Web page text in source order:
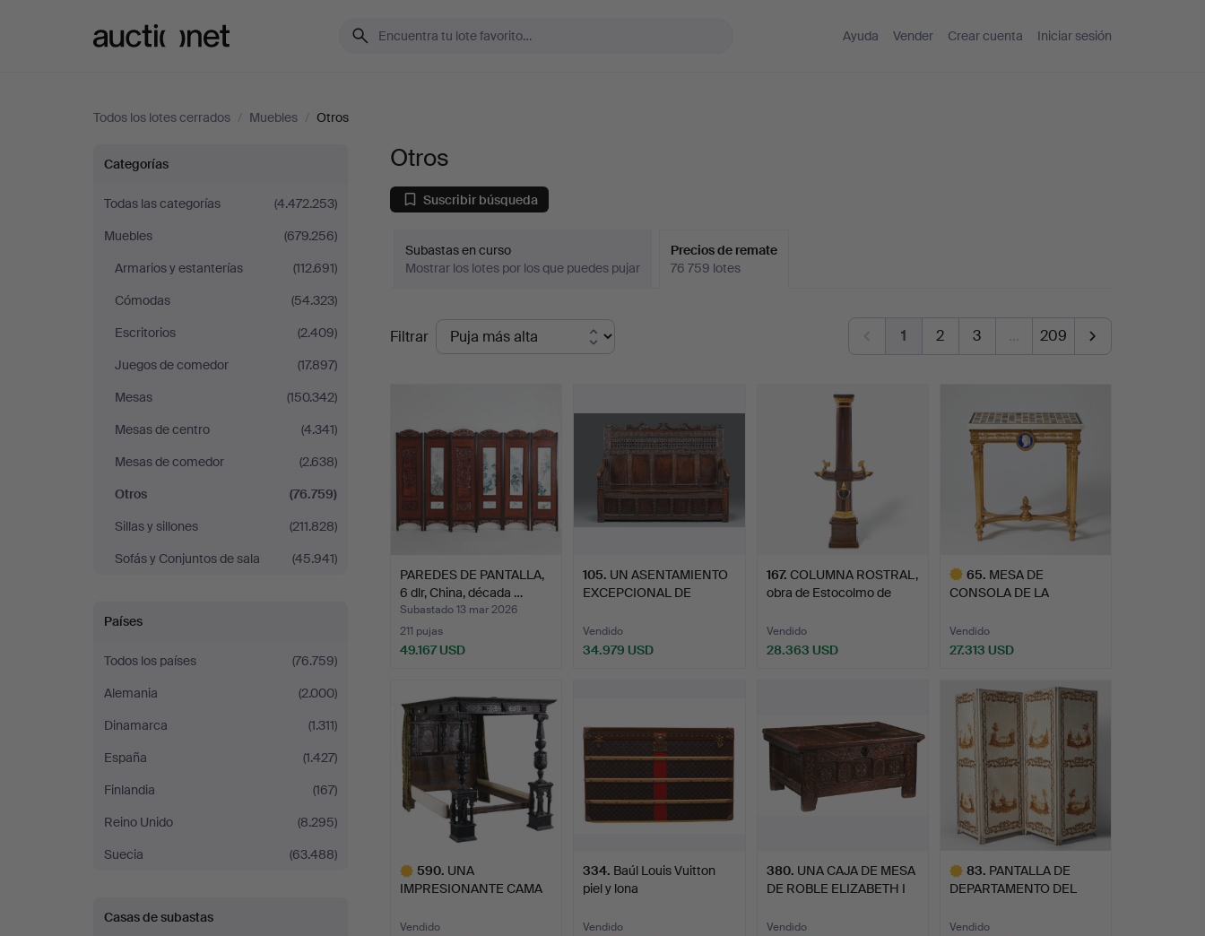
Ayuda Vender Crear cuenta Iniciar sesión
Todos los lotes cerrados / Muebles / Otros
Otros
Categorías
Todas las categorías
(4.472.253)
Muebles
(679.256)
Armarios y estanterías
(112.691)
Cómodas
(54.323)
Escritorios
(2.409)
Juegos de comedor
(17.897)
Mesas
(150.342)
Mesas de centro
(4.341)
Mesas de comedor
(2.638)
Otros
(76.759)
Sillas y sillones
(211.828)
Sofás y Conjuntos de sala
(45.941)
Países
Todos los países
(76.759)
Alemania
(2.000)
Dinamarca
(1.311)
España
(1.427)
Finlandia
(167)
Reino Unido
(8.295)
Suecia
(63.488)
Casas de subastas
Otros
Suscribir búsqueda
Subastas en curso
Mostrar los lotes por los que puedes pujar
Precios de remate
76 759 lotes
Precios
de
Filtrar 1 2 3 … 209
PAREDES DE PANTALLA,
6 dlr, China, década …
Subastado 13 mar 2026
211 pujas
49.167 USD
105. UN ASENTAMIENTO
EXCEPCIONAL DE
Vendido
34.979 USD
167. COLUMNA ROSTRAL,
obra de Estocolmo de
Vendido
28.363 USD
65. MESA DE
CONSOLA DE LA
ALBER…
Vendido
27.313 USD
seleccionado
590. UNA
IMPRESIONANTE CAMA
Vendido
334. Baúl Louis Vuitton
piel y lona
Vendido
380. UNA CAJA DE MESA
DE ROBLE ELIZABETH I
Vendido
83. PANTALLA DE
DEPARTAMENTO DEL
Vendido